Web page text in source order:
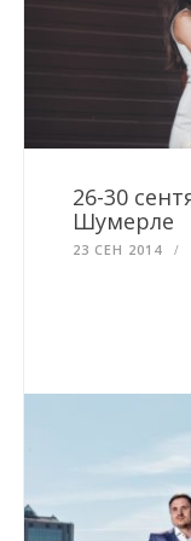
26-30
Шумерле
23 СЕН 2014